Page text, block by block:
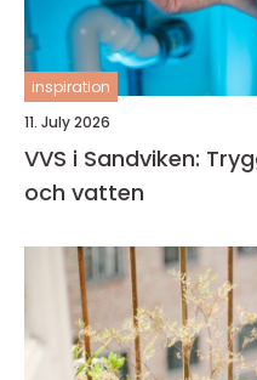
inspiration
11. July 2026
VVS i Sandviken:
och vatten